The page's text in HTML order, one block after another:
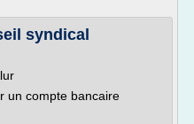
syndical
un compte bancaire